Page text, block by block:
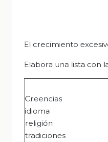
El crecimiento
Elabora una lista con
Creencias
idioma
religión
tradiciones